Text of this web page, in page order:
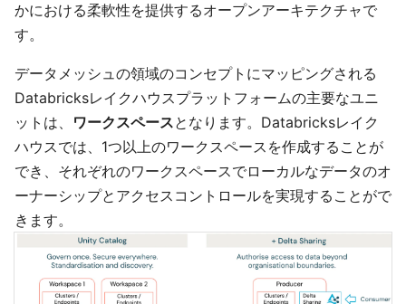
かにおける柔軟性を提供するオープンアーキテクチャで
す。
データメッシュの領域のコンセプトにマッピングされる
Databricksレイクハウスプラットフォームの主要なユニ
ットは、 ワークスペースとなります。Databricksレイク
ハウスでは、1つ以上のワークスペースを作成することが
でき、それぞれのワークスペースでローカルなデータのオ
ーナーシップとアクセスコントロールを実現することがで
きます。